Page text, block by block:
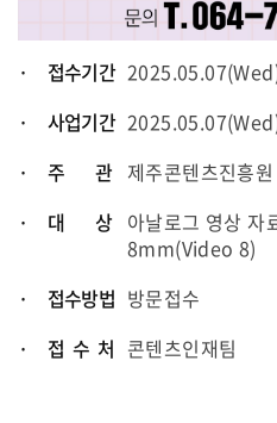
· 접수기간
· 사업기간
· 주 관 제주콘텐츠진흥원
· 대 상 아날로그 영상
8mm(Video 8)
· 접수방법 방문접수
· 접 수 처 콘텐츠인재팀